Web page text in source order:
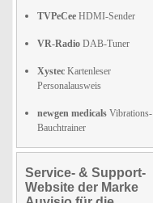
TVPeCee HDMI-Sender
VR-Radio DAB-Tuner
Xystec Kartenleser
Personalausweis
newgen medicals Vibrations-
Bauchtrainer
Service- & Support-
Website der Marke